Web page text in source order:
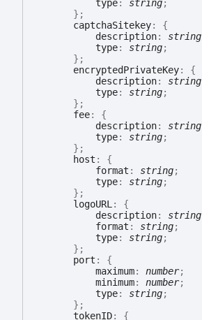
type: string;
} ;
captchaSitekey: {
description: string
type: string;
} ;
encryptedPrivateKey: {
description: string
type: string;
} ;
fee: {
description: string
type: string;
} ;
host : {
format : string;
type: string;
} ;
logoURL: {
description: string
format : string;
type: string;
} ;
port : {
maximum: number;
minimum: number;
type: string;
} ;
tokenID: {